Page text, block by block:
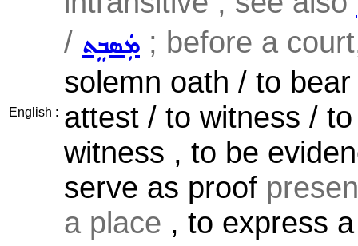
English :
/ ܡܲܣܒܸܬ ; before a
solemn oath / to
attest / to witness /
witness , to be
serve as proof
a place , to express